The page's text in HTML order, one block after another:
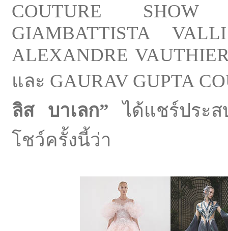
COUTURE SHOW
GIAMBATTISTA
ALEXANDRE
และ GAURAV GUPTA
ลิส บาเลก”ได้แชร์ประ
โชว์ครั้งนี้ว่า